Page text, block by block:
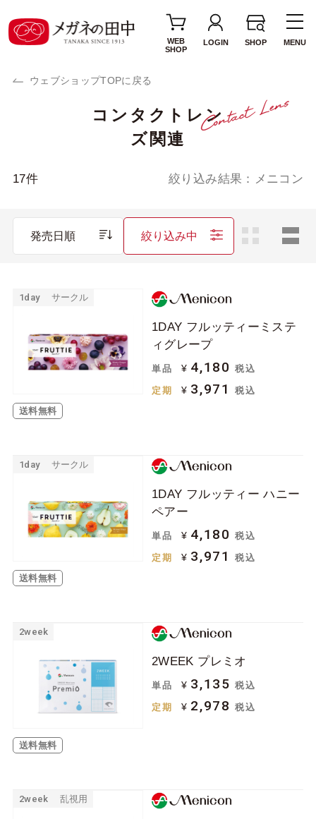
WEB
SHOP
LOGIN SHOP MENU
ウェブショップTOPに戻る
コンタクトレン
ズ関連
17件 絞り込み結果： メニコン
発売日順 絞り込み中
使用期間・タイプ
1MONTH(1ヶ月交
カラーレンズ
サークルレンズ
乱視用レンズ
遠近両用レンズ
ブランド・メーカー
ソン
ボシュロム
クーパービジョン
シード
メニコン
ロート
ソフトコンタクトレ
ハードコンタクトレ
ンズ用
その他関連用品
1day サークル
送料無料
1DAY フルッティーミステ
ィグレープ
単品 ¥ 4,180 税込
定期 ¥ 3,971 税込
1day サークル
送料無料
1DAY フルッティー ハニー
ペアー
単品 ¥ 4,180 税込
定期 ¥ 3,971 税込
2week
送料無料
2WEEK プレミオ
単品 ¥ 3,135 税込
定期 ¥ 2,978 税込
2week 乱視用